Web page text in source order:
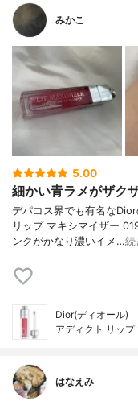
みかこ
5.00
細かい青ラメがザク
デパコス界でも有名な
リップ マキシマイザー
ンクがかなり濃いイメ…続
Dior(ディオール)
アディクト リッ
はなえみ